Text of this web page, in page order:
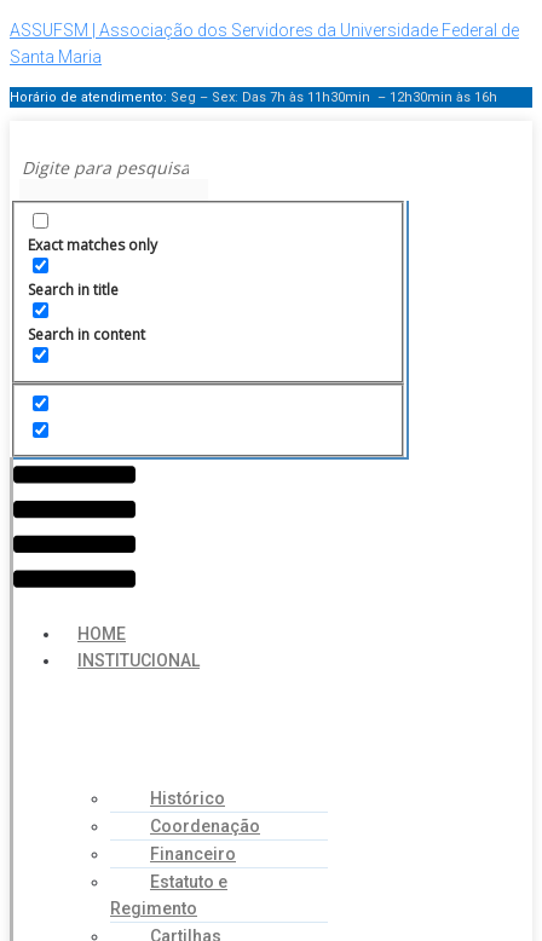
ASSUFSM | Associação dos Servidores da Universidade Federal de
Santa Maria
Horário de atendimento: Seg – Sex: Das 7h às 11h30min – 12h30min às 16h
Exact matches only
Search in title
Search in content
Menu
HOME
INSTITUCIONAL
Histórico
Coordenação
Financeiro
Estatuto e
Regimento
Cartilhas